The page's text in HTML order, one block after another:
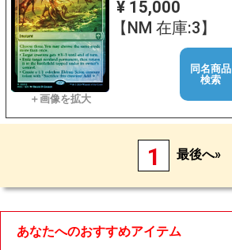
¥ 15,000
【NM 在庫:3】
同名商品
検索
1 最後へ»
あなたへのおすすめアイテム